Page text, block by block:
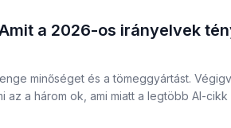
a 2026-os irányelvek
minőséget és a tömeggyártást.
a három ok, ami miatt a legtöbb AI-